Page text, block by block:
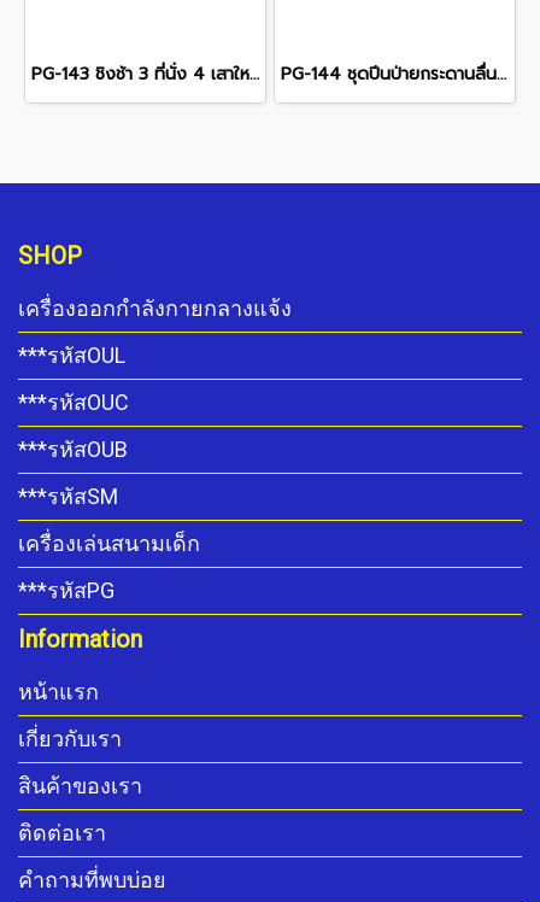
PG-143 ชิงช้า 3 ที่นั่ง 4 เสาใหญ่ PG-144 ชุดปีนป่ายกระดานลื่น+ชิงช้า 3 ที่นั่ง
SHOP
เครื่องออกกำลังกายกลางแจ้ง
***รหัสOUL
***รหัสOUC
***รหัสOUB
***รหัสSM
เครื่องเล่นสนามเด็ก
***รหัสPG
Information
หน้าแรก
เกี่ยวกับเรา
สินค้าของเรา
ติดต่อเรา
คำถามที่พบบ่อย